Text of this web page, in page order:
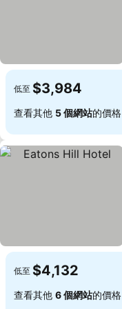
低至 $3,984
查看其他 5 個網站的價格
低至 $4,132
查看其他 6 個網站的價格